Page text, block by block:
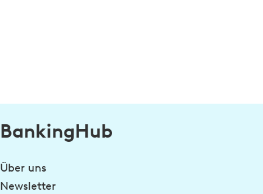
BankingHub
Über uns
Newsletter